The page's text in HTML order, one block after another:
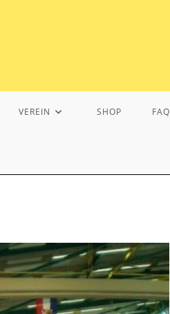
VEREIN SHOP FAQ